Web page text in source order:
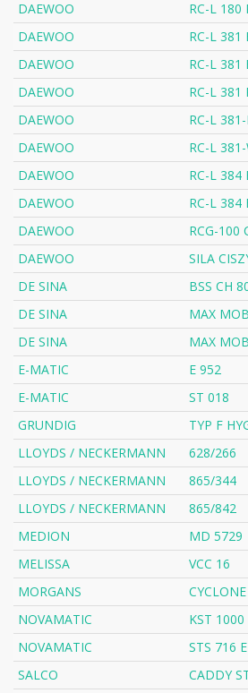
DAEWOO
RC-L 180
DAEWOO
RC-L 381
DAEWOO
RC-L 381
DAEWOO
RC-L 381
DAEWOO
RC-L
DAEWOO
RC-L
DAEWOO
RC-L 384
DAEWOO
RC-L 384
DAEWOO
RCG-100
DAEWOO
SILA
DE SINA
BSS CH
DE SINA
MAX
DE SINA
MAX
E-MATIC
E 952
E-MATIC
ST 018
GRUNDIG
TYP F
LLOYDS / NECKERMANN
628/266
LLOYDS / NECKERMANN
865/344
LLOYDS / NECKERMANN
865/842
MEDION
MD 5729
MELISSA
VCC 16
MORGANS
NOVAMATIC
KST 1000
NOVAMATIC
STS 716 E
SALCO
CADDY